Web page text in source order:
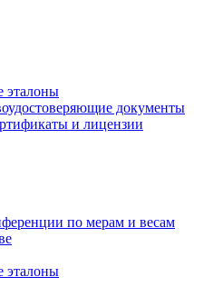
эталоны
документы
и лицензии
по мерам и весам
эталоны